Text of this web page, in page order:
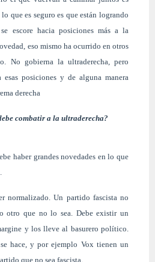
que es seguro es que están logrando
escore hacia posiciones más a la
eso mismo ha ocurrido en otros
No gobierna la ultraderecha, pero
posiciones y de alguna manera
derecha
combatir a la ultraderecha?
haber grandes novedades en lo que
normalizado. Un partido fascista no
otro que no lo sea. Debe existir un
y los lleve al basurero político.
hace, y por ejemplo Vox tienen un
que no sea fascista.